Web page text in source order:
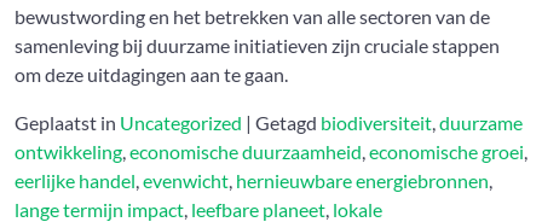
bewustwording en het betrekken van alle sectoren van de
samenleving bij duurzame initiatieven zijn cruciale stappen
om deze uitdagingen aan te gaan.
Geplaatst in Uncategorized | Getagd biodiversiteit,duurzame
ontwikkeling,economische duurzaamheid,economische groei,
eerlijke handel,evenwicht, hernieuwbare energiebronnen,
lange termijn impact, leefbare planeet, lokale